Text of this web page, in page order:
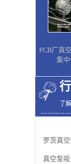
PCB厂真
集
了
罗茨真
真空泵